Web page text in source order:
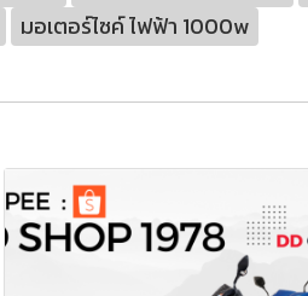
มอเตอร์ไซค์ ไฟฟ้า 1000w